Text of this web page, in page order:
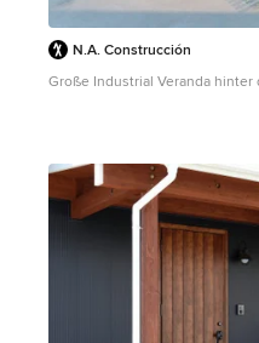
N.A. Construcción
Große Industrial Veranda hinter